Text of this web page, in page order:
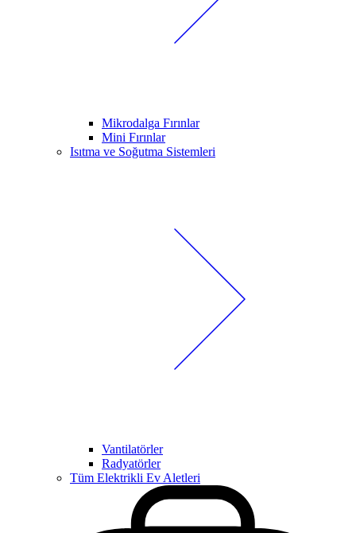
Mikrodalga Fırınlar
Mini Fırınlar
Isıtma ve Soğutma Sistemleri
Vantilatörler
Radyatörler
Tüm Elektrikli Ev Aletleri